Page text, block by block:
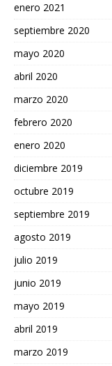
enero 2021
septiembre 2020
mayo 2020
abril 2020
marzo 2020
febrero 2020
enero 2020
diciembre 2019
octubre 2019
septiembre 2019
agosto 2019
julio 2019
junio 2019
mayo 2019
abril 2019
marzo 2019